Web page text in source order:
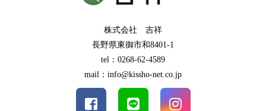
株式会社 吉祥
長野県東御市和8401-1
tel：0268-62-4589
mail：info@kissho-net.co.jp